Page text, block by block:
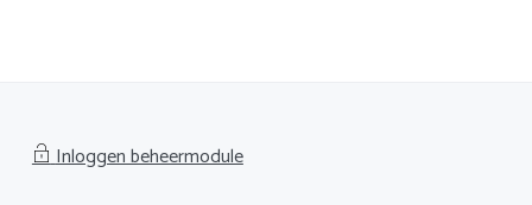
Inloggen beheermodule